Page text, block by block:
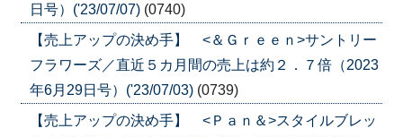
日号）('23/07/07) (0740)
【売上アップの決め手】 <＆Ｇｒｅｅｎ>サントリー
フラワーズ／直近５カ月間の売上は約２．７倍（2023
年6月29日号）('23/07/03) (0739)
【売上アップの決め手】 <Ｐａｎ＆>スタイルブレッ